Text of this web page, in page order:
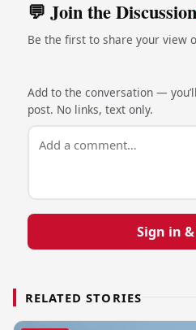
💬 Join the Discussion
Be the first to share your view
Add to the conversation —
post. No links, text only.
Sign in
RELATED STORIES